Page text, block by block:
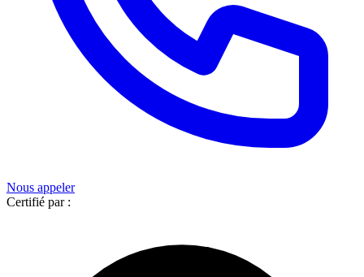
Nous appeler
Certifié par :